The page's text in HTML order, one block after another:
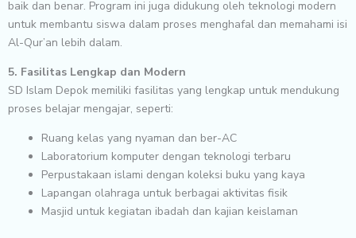
baik dan benar. Program ini juga didukung oleh teknologi modern
untuk membantu siswa dalam proses menghafal dan memahami isi
Al-Qur’an lebih dalam.
5. Fasilitas Lengkap dan Modern
SD Islam Depok memiliki fasilitas yang lengkap untuk mendukung
proses belajar mengajar, seperti:
Ruang kelas yang nyaman dan ber-AC
Laboratorium komputer dengan teknologi terbaru
Perpustakaan islami dengan koleksi buku yang kaya
Lapangan olahraga untuk berbagai aktivitas fisik
Masjid untuk kegiatan ibadah dan kajian keislaman